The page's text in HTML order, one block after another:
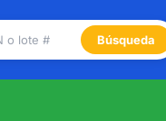
Búsqueda